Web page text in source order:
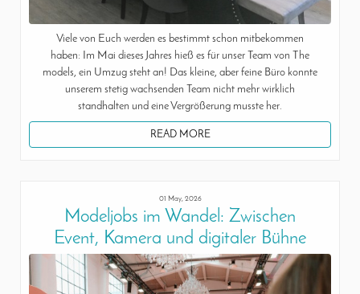
Viele von Euch werden es bestimmt schon mitbekommen
haben: Im Mai dieses Jahres hieß es für unser Team von The
models, ein Umzug steht an! Das kleine, aber feine Büro konnte
unserem stetig wachsenden Team nicht mehr wirklich
standhalten und eine Vergrößerung musste her.
READ MORE
01 May, 2026
Modeljobs im Wandel: Zwischen
Event, Kamera und digitaler Bühne